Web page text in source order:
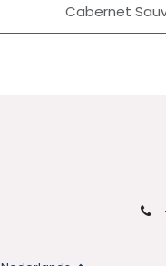
Cabernet